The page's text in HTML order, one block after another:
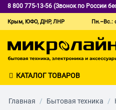
8 800 775-13-56 (Звонок по России
Крым, ЮФО, ДНР, ЛНР Пн.–Вс.:
КАТАЛОГ ТОВАРОВ
Главная / Бытовая техника /